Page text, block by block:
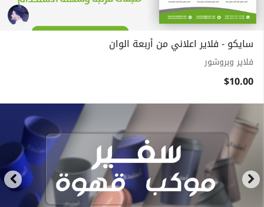
سايكو - فلاير اعلاني من أربعة الوان
فلاير وبروشور
$10.00